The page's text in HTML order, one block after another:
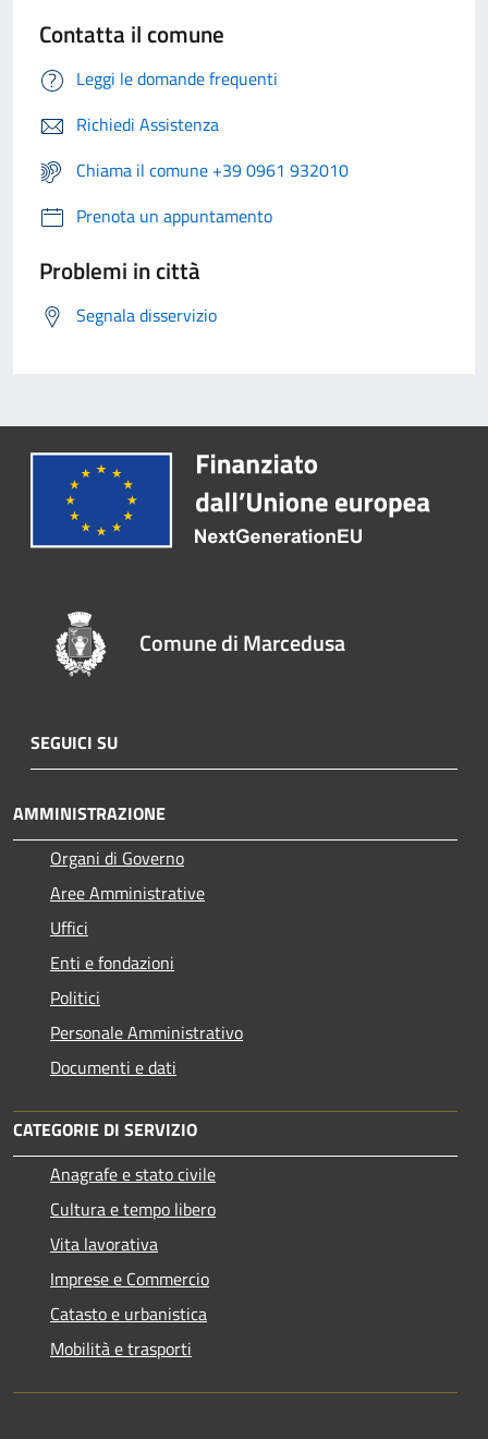
Contatta il comune
Leggi le domande frequenti
Richiedi Assistenza
Chiama il comune +39 0961 932010
Prenota un appuntamento
Problemi in città
Segnala disservizio
Comune di Marcedusa
SEGUICI SU
AMMINISTRAZIONE
Organi di Governo
Aree Amministrative
Uffici
Enti e fondazioni
Politici
Personale Amministrativo
Documenti e dati
CATEGORIE DI SERVIZIO
Anagrafe e stato civile
Cultura e tempo libero
Vita lavorativa
Imprese e Commercio
Catasto e urbanistica
Mobilità e trasporti